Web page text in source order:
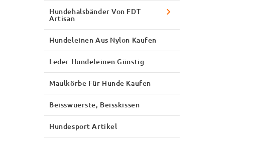
Hundehalsbänder Von FDT
Artisan
Hundeleinen Aus Nylon Kaufen
Leder Hundeleinen Günstig
Maulkörbe Für Hunde Kaufen
Beisswuerste, Beisskissen
Hundesport Artikel